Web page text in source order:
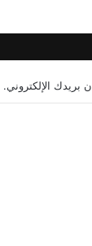
بريدك الإلكتروني.